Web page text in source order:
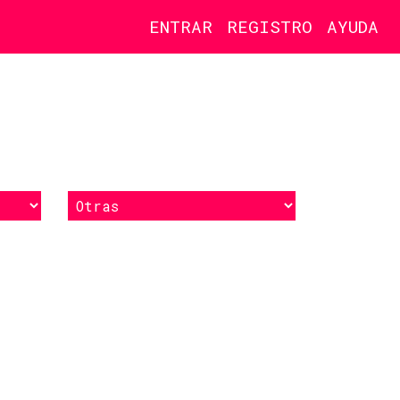
ENTRAR REGISTRO AYUDA